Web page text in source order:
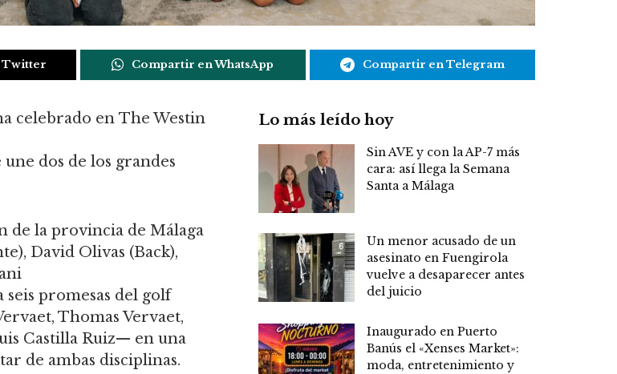
Twitter Compartir en WhatsApp Compartir en Telegram
celebrado en The Westin
dos de los grandes
de la provincia de Málaga
David Olivas (Back),
promesas del golf
Thomas Vervaet,
Castilla Ruiz— en una
de ambas disciplinas.
Lo más leído hoy
Sin AVE y con la AP-7 más
cara: así llega la Semana
Santa a Málaga
Un menor acusado de un
asesinato en Fuengirola
vuelve a desaparecer antes
del juicio
Inaugurado en Puerto
Banús el «Xenses Market»:
moda, entretenimiento y